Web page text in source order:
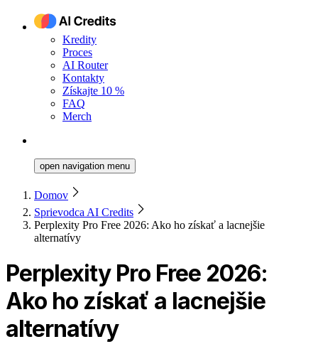
Kredity
Proces
AI Router
Kontakty
Získajte 10 %
FAQ
Merch
open navigation menu
Domov
Sprievodca AI Credits
Perplexity Pro Free 2026: Ako ho získať a lacnejšie
alternatívy
Perplexity Pro Free 2026:
Ako ho získať a lacnejšie
alternatívy